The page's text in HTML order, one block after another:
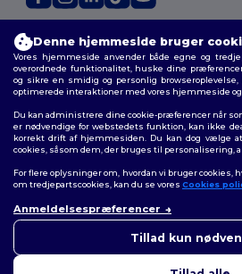
2026. Alle rettigheder
Vilkår og Betingelser
|Tilpasset politik |
cookies|Sitemap
Denne hjemmeside bruger
Vores hjemmeside anvender både egne og
overordnede funktionalitet, huske dine
og sikre en smidig og personlig
optimerede interaktioner med vores hjemmeside og
Du kan administrere dine cookie-præferencer når
er nødvendige for webstedets funktion, kan ikke
korrekt drift af hjemmesiden. Du kan dog vælge
cookies, såsom dem, der bruges til personalisering,
For flere oplysninger om, hvordan vi bruger cookies,
om tredjepartscookies, kan du se vores Cookies
Anmeldelsespræferencer
Tillad kun